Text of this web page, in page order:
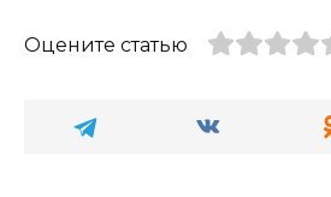
Оцените статью